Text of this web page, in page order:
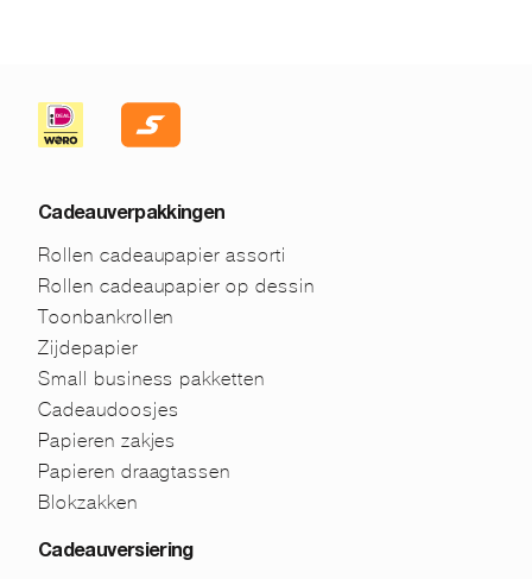
Cadeauverpakkingen
Rollen cadeaupapier assorti
Rollen cadeaupapier op dessin
Toonbankrollen
Zijdepapier
Small business pakketten
Cadeaudoosjes
Papieren zakjes
Papieren draagtassen
Blokzakken
Cadeauversiering